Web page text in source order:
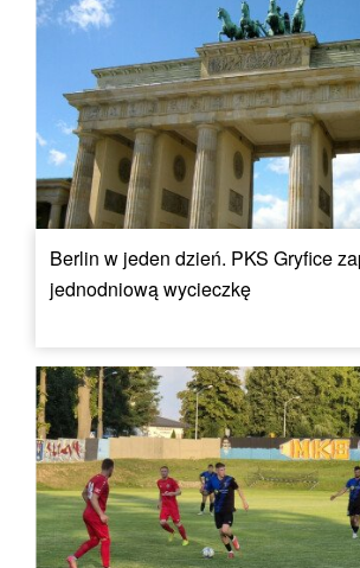
Berlin w jeden dzień. PKS Gryfice
jednodniową wycieczkę